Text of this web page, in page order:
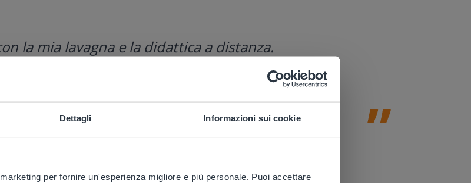
Dettagli Informazioni sui cookie
per fornire un'esperienza migliore e più personale. Puoi accettare
la mia lavagna e la didattica a distanza.
match your location
we think you might prefer to visit our English website.
content and pricing.